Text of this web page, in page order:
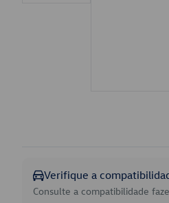
Verifique a
Consulte a compatibilidade